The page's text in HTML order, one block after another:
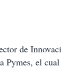
de
el